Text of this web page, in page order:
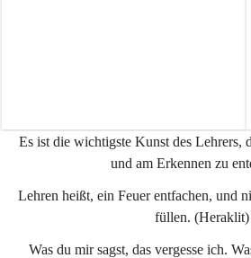
e
n
Es ist die wichtigste Kunst des Lehrers,
und am Erkennen zu
Lehren heißt, ein Feuer entfachen, und
füllen. (Heraklit)
Was du mir sagst, das vergesse ich.